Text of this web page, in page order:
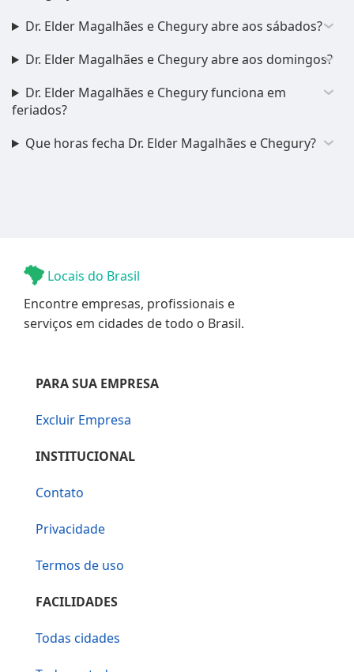
Dr. Elder Magalhães e Chegury abre aos sábados?
Dr. Elder Magalhães e Chegury abre aos domingos?
Dr. Elder Magalhães e Chegury funciona em
feriados?
Que horas fecha Dr. Elder Magalhães e Chegury?
Locais do Brasil
Encontre empresas, profissionais e
serviços em cidades de todo o Brasil.
PARA SUA EMPRESA
Excluir Empresa
INSTITUCIONAL
Contato
Privacidade
Termos de uso
FACILIDADES
Todas cidades